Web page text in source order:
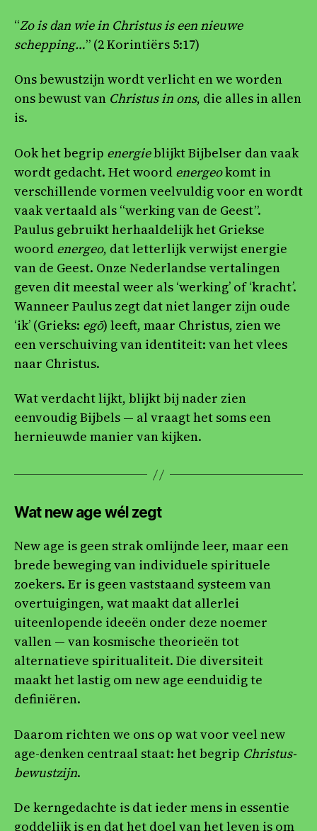
“Zo is dan wie in Christus is een nieuwe
schepping…” (2 Korintiërs 5:17)
Ons bewustzijn wordt verlicht en we worden
ons bewust van Christus in ons, die alles in allen
is.
Ook het begrip energieblijkt Bijbelser dan vaak
wordt gedacht. Het woord energeokomt in
verschillende vormen veelvuldig voor en wordt
vaak vertaald als “werking van de Geest”.
Paulus gebruikt herhaaldelijk het Griekse
woord energeo, dat letterlijk verwijst energie
van de Geest. Onze Nederlandse vertalingen
geven dit meestal weer als ‘werking’ of ‘kracht’.
Wanneer Paulus zegt dat niet langer zijn oude
‘ik’ (Grieks: egō) leeft, maar Christus, zien we
een verschuiving van identiteit: van het vlees
naar Christus.
Wat verdacht lijkt, blijkt bij nader zien
eenvoudig Bijbels — al vraagt het soms een
hernieuwde manier van kijken.
Wat new age wél zegt
New age is geen strak omlijnde leer, maar een
brede beweging van individuele spirituele
zoekers. Er is geen vaststaand systeem van
overtuigingen, wat maakt dat allerlei
uiteenlopende ideeën onder deze noemer
vallen — van kosmische theorieën tot
alternatieve spiritualiteit. Die diversiteit
maakt het lastig om new age eenduidig te
definiëren.
Daarom richten we ons op wat voor veel new
age-denken centraal staat: het begrip Christus-
bewustzijn.
De kerngedachte is dat ieder mens in essentie
goddelijk is en dat het doel van het leven is om